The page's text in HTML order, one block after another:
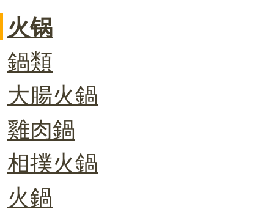
火锅
鍋類
大腸火鍋
雞肉鍋
相撲火鍋
火鍋